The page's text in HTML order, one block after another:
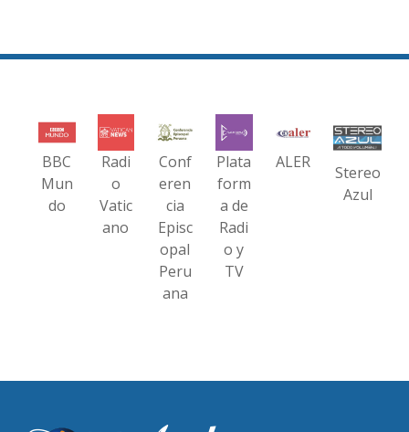
BBC
Mun
do
Radi
o
Vatic
ano
Conf
eren
cia
Episc
opal
Peru
ana
Plata
form
a de
Radi
o y
TV
ALER
Stereo
Azul